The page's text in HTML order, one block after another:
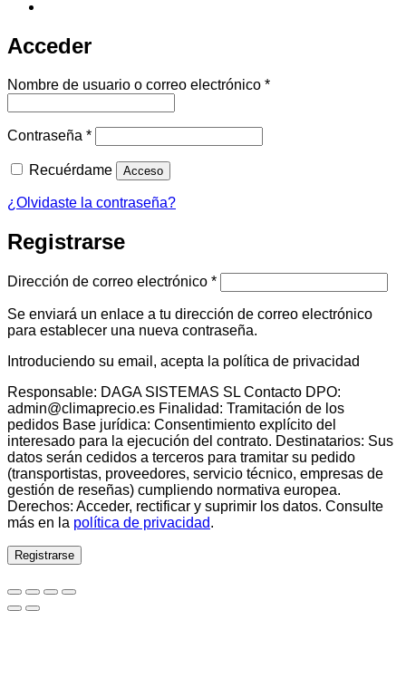
Acceder
Nombre de usuario o correo electrónico *Obligatorio
Contraseña *Obligatorio
Recuérdame Acceso
¿Olvidaste la contraseña?
Registrarse
Dirección de correo electrónico *Obligatorio
Se enviará un enlace a tu dirección de correo electrónico
para establecer una nueva contraseña.
Introduciendo su email, acepta la política de privacidad
Responsable: DAGA SISTEMAS SL Contacto DPO:
admin@climaprecio.es Finalidad: Tramitación de los
pedidos Base jurídica: Consentimiento explícito del
interesado para la ejecución del contrato. Destinatarios: Sus
datos serán cedidos a terceros para tramitar su pedido
(transportistas, proveedores, servicio técnico, empresas de
gestión de reseñas) cumpliendo normativa europea.
Derechos: Acceder, rectificar y suprimir los datos. Consulte
más en la política de privacidad.
Registrarse